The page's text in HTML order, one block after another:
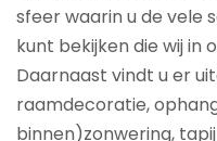
sfeer waarin u de vele
kunt bekijken die wij in
Daarnaast vindt u er
raamdecoratie,
binnen)zonwering,